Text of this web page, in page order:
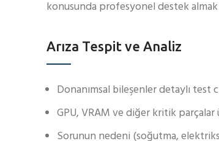
konusunda profesyonel destek
Arıza Tespit ve Analiz
Donanımsal bileşenler detaylı test
GPU, VRAM ve diğer kritik parçalar
Sorunun nedeni (soğutma,